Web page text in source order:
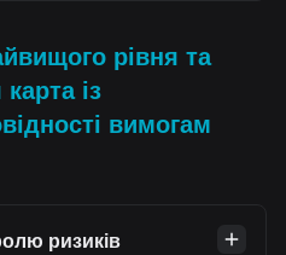
рівня та
із
вимогам
ризиків